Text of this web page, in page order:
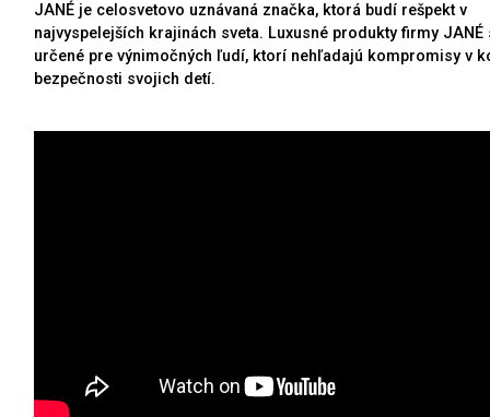
JANÉ je celosvetovo uznávaná značka, ktorá budí rešpekt v
najvyspelejších krajinách sveta. Luxusné produkty firmy JANÉ
určené pre výnimočných ľudí, ktorí nehľadajú kompromisy v
bezpečnosti svojich detí.